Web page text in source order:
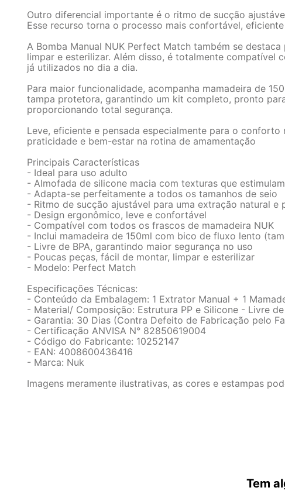
Outro diferencial importante é o ritmo de sucção
Esse recurso torna o processo mais confortável,
A Bomba Manual NUK Perfect Match também se
limpar e esterilizar. Além disso, é totalmente compatível
já utilizados no dia a dia.
Para maior funcionalidade, acompanha mamadeira de
tampa protetora, garantindo um kit completo, pronto
proporcionando total segurança.
Leve, eficiente e pensada especialmente para o
praticidade e bem-estar na rotina de amamentação
Principais Características
- Ideal para uso adulto
- Almofada de silicone macia com texturas que
- Adapta-se perfeitamente a todos os tamanhos de seio
- Ritmo de sucção ajustável para uma extração natural e
- Design ergonômico, leve e confortável
- Compatível com todos os frascos de mamadeira NUK
- Inclui mamadeira de 150ml com bico de fluxo lento
- Livre de BPA, garantindo maior segurança no uso
- Poucas peças, fácil de montar, limpar e esterilizar
- Modelo: Perfect Match
Especificações Técnicas:
- Conteúdo da Embalagem: 1 Extrator Manual + 1
- Material/ Composição: Estrutura PP e Silicone - Livre de
- Garantia: 30 Dias (Contra Defeito de Fabricação pelo
- Certificação ANVISA N° 82850619004
- Código do Fabricante: 10252147
- EAN: 4008600436416
- Marca: Nuk
Imagens meramente ilustrativas, as cores e estampas
Tem